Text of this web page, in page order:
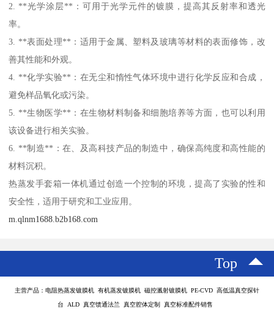
2. **光学涂层**：可用于光学元件的镀膜，提高其反射率和透光
率。
3. **表面处理**：适用于金属、塑料及玻璃等材料的表面修饰，改
善其性能和外观。
4. **化学实验**：在无尘和惰性气体环境中进行化学反应和合成，
避免样品氧化或污染。
5. **生物医学**：在生物材料制备和细胞培养等方面，也可以利用
该设备进行相关实验。
6. **制造**：在、及高科技产品的制造中，确保高纯度和高性能的
材料沉积。
热蒸发手套箱一体机通过创造一个控制的环境，提高了实验的性和
安全性，适用于研究和工业应用。
m.qlnm1688.b2b168.com
Top
主营产品：电阻热蒸发镀膜机 有机蒸发镀膜机 磁控溅射镀膜机 PE-CVD 高低温真空探针
台 ALD 真空馈通法兰 真空腔体定制 真空标准配件销售